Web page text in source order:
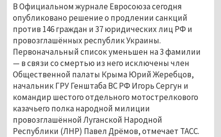
В Официальном журнале Евросоюза сегодня
опубликовано решение о продлении санкций
против 146 граждан и 37 юридических лиц РФ и
провозглашённых республик Украины.
Первоначальный список уменьшен на 3 фамилии
— в связи со смертью из него исключены член
Общественной палаты Крыма Юрий Жеребцов,
начальник ГРУ Генштаба ВС РФ Игорь Сергун и
командир шестого отдельного мотострелкового
казачьего полка народной милиции
провозглашённой Луганской Народной
Республики (ЛНР) Павел Дрёмов, отмечает ТАСС.